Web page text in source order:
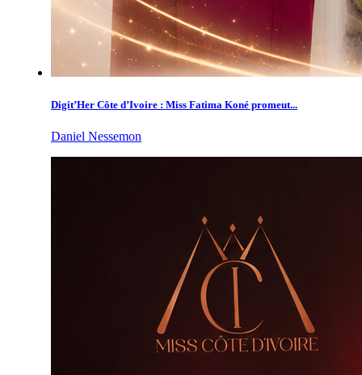
Digit’Her Côte d’Ivoire : Miss Fatima Koné promeut...
Daniel Nessemon